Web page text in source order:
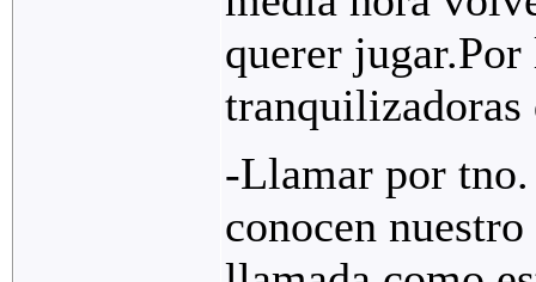
querer jugar.Por
-Llamar por tno.
conocen